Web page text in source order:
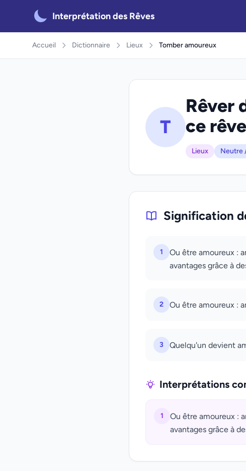
Interprétation des Rêves
Accueil Dictionnaire Lieux Tomber amoureux
T
Rêver
ce
Lieux Neutre
Signification
1
Ou être amoureux :
avantages grâce à
2 Ou être amoureux :
3 Quelqu'un devient
Interprétations
1
Ou être amoureux :
avantages grâce à